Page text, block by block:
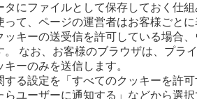
にファイルとして保存しておく仕
て、ページの運営者はお客様ごと
キーの送受信を許可している場合
なお、お客様のブラウザは、プラ
ーのみを送信します。
る設定を「すべてのクッキーを許
ユーザーに通知する」などから選